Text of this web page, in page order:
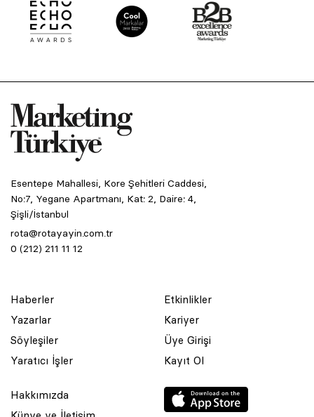
Esentepe Mahallesi, Kore Şehitleri Caddesi,
No:7, Yegane Apartmanı, Kat: 2, Daire: 4,
Şişli/İstanbul
rota@rotayayin.com.tr
0 (212) 211 11 12
Haberler
Yazarlar
Söyleşiler
Yaratıcı İşler
Etkinlikler
Kariyer
Üye Girişi
Kayıt Ol
Hakkımızda